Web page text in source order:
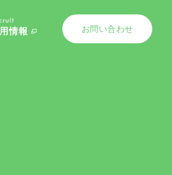
情報 お問い合わせ